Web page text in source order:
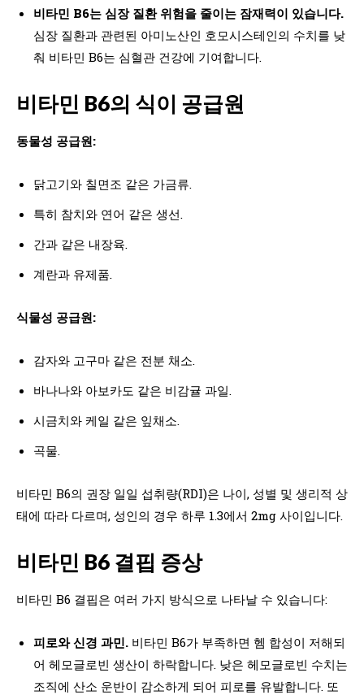
비타민 B6는 심장 질환 위험을 줄이는 잠재력이 있습니다.
심장 질환과 관련된 아미노산인 호모시스테인의 수치를 낮
춰 비타민 B6는 심혈관 건강에 기여합니다.
비타민 B6의 식이 공급원
동물성 공급원:
닭고기와 칠면조 같은 가금류.
특히 참치와 연어 같은 생선.
간과 같은 내장육.
계란과 유제품.
식물성 공급원:
감자와 고구마 같은 전분 채소.
바나나와 아보카도 같은 비감귤 과일.
시금치와 케일 같은 잎채소.
곡물.
비타민 B6의 권장 일일 섭취량(RDI)은 나이, 성별 및 생리적 상
태에 따라 다르며, 성인의 경우 하루 1.3에서 2mg 사이입니다.
비타민 B6 결핍 증상
비타민 B6 결핍은 여러 가지 방식으로 나타날 수 있습니다:
피로와 신경 과민. 비타민 B6가 부족하면 헴 합성이 저해되
어 헤모글로빈 생산이 하락합니다. 낮은 헤모글로빈 수치는
조직에 산소 운반이 감소하게 되어 피로를 유발합니다. 또